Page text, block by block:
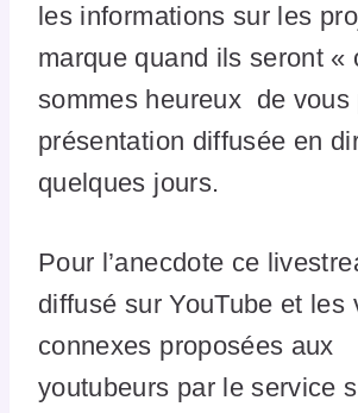
les informations sur les
marque quand ils seront «
sommes heureux de vous
présentation diffusée en
quelques jours.
Pour l’anecdote ce
diffusé sur YouTube et les
connexes proposées aux
youtubeurs par le service